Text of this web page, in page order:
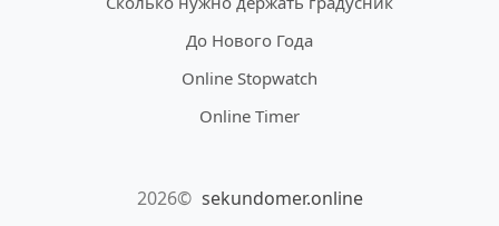
До Нового Года
Online Stopwatch
Online Timer
2026© sekundomer.online